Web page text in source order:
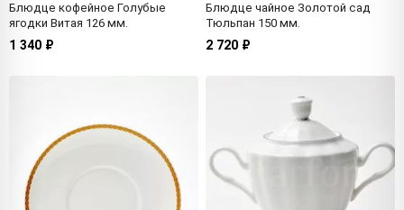
Блюдце кофейное Голубые
ягодки Витая 126 мм.
1 340 ₽
Блюдце чайное Золотой сад
Тюльпан 150 мм.
2 720 ₽